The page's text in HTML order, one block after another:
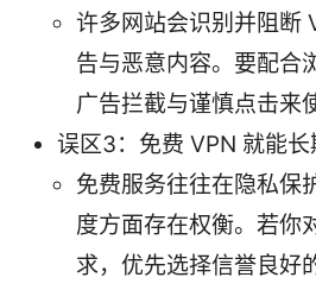
许多网站会识别并阻断
告与恶意内容。要配合
广告拦截与谨慎点击来
误区3：免费 VPN 就能长
免费服务往往在隐私保
度方面存在权衡。若你
求，优先选择信誉良好